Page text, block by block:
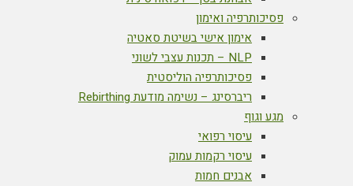
פסיכותרפיה ואימון
אימון אישי בשיטת סאטיה
NLP – תכנות עצבי לשוני
פסיכותרפיה הוליסטית
ריברסינג – נשימה מודעת Rebirthing
מגע וגוף
עיסוי רפואי
עיסוי רקמות עמוק
אבנים חמות